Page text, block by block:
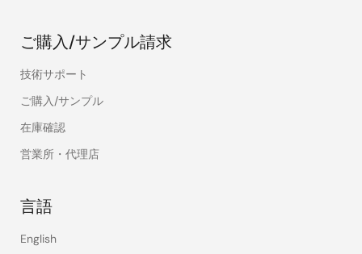
ご購入/サンプル請求
技術サポート
ご購入/サンプル
在庫確認
営業所・代理店
言語
English